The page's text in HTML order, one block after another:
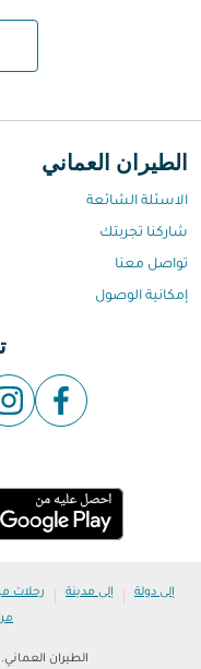
الطيران العماني
الاسئلة الشائعة
شاركنا تجربتك
تواصل معنا
إمكانية الوصول
إلى دولة | إلى مدينة | رحلات
الطيران